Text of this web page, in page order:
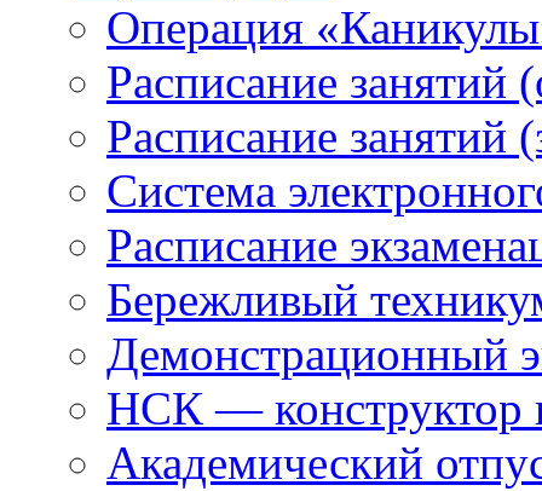
Операция
Расписание занятий
Расписание занятий
Система
Расписание
Бережливый
Демонстрационный
НСК — конструктор
Академический